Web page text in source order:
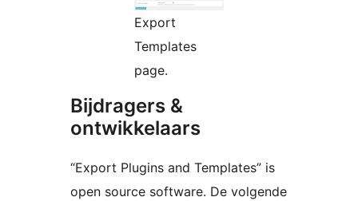
Export
Templates
page.
Bijdragers &
ontwikkelaars
“Export Plugins and Templates” is
open source software. De volgende